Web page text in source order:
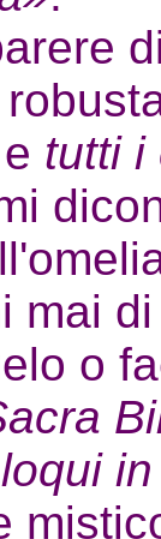
tutti
mai
o
loqui